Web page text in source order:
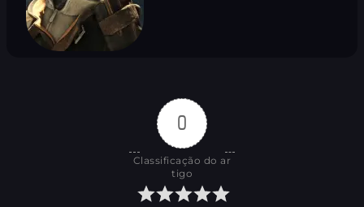
0
Classificação do ar
tigo